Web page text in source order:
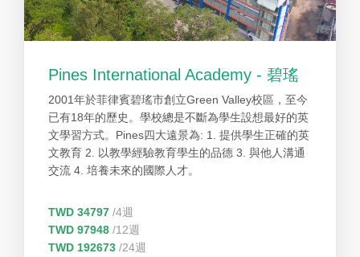
Pines International Academy - 碧瑤
2001年於菲律賓碧瑤市創立Green Valley校區，至今
已有18年的歷史。學校總是不斷為學生設想最好的英
文學習方式。Pines四大遠景為: 1. 提供學生正確的英
文教育 2. 以教學經驗教育學生的品德 3. 與他人溝通
交流 4. 培養未來的國際人才。
TWD 34797 /4週
TWD 97948 /12週
TWD 192673 /24週